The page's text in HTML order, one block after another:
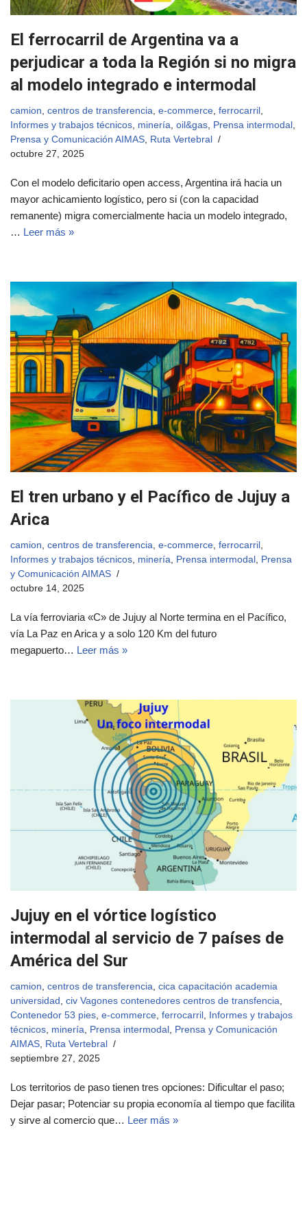
El ferrocarril de Argentina va a
perjudicar a toda la Región si no migra
al modelo integrado e intermodal
camion centros de transferencia e-commerce ferrocarril
Informes y trabajos técnicos minería oil&gas Prensa intermodal
Prensa y Comunicación AIMAS Ruta Vertebral
octubre 27, 2025
Con el modelo deficitario open access, Argentina irá hacia un
mayor achicamiento logístico, pero si (con la capacidad
remanente) migra comercialmente hacia un modelo integrado,
… Leer más »
El tren urbano y el Pacífico de Jujuy a
Arica
camion, centros de transferencia, e-commerce, ferrocarril ,
Informes y trabajos técnicos, minería, Prensa intermodal , Prensa
y Comunicación AIMAS
octubre 14, 2025
La vía ferroviaria «C» de Jujuy al Norte termina en el Pacífico,
vía La Paz en Arica y a solo 120 Km del futuro
megapuerto… Leer más »
Jujuy en el vórtice logístico
intermodal al servicio de 7 países de
América del Sur
camion centros de transferencia cica capacitación academia
universidad
civ Vagones contenedores centros de transfencia
Contenedor 53 pies e-commerce ferrocarril
Informes y trabajos
técnicos minería Prensa intermodal
Prensa y Comunicación
AIMAS
Ruta Vertebral
septiembre 27, 2025
Los territorios de paso tienen tres opciones: Dificultar el paso;
Dejar pasar; Potenciar su propia economía al tiempo que facilita
y sirve al comercio que… Leer más »